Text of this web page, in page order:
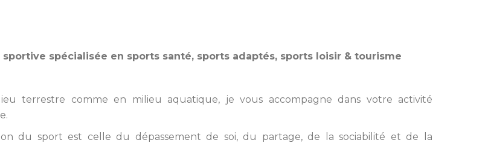
Et Sport En Entreprise
sportive spécialisée en sports santé, sports adaptés, sports loisir & tourisme
terrestre comme en milieu aquatique, je vous accompagne dans votre activité
du sport est celle du dépassement de soi, du partage, de la sociabilité et de la